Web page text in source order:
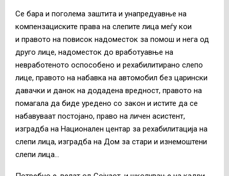
Се бара и поголема заштита и унапредуавње на
компензациските права на слепите лица меѓу кои
и правото на повисок надоместок за помош и нега од
друго лице, надоместок до вработуавње на
невработеното оспособено и рехабилитирано слепо
лице, правото на набавка на автомобил без царински
давачки и данок на додадена вредност, правото на
помагала да биде уредено со закон и истите да се
набавуваат постојано, право на личен асистент,
изградба на Национален центар за рехабилитација на
слепи лица, изградба на Дом за стари и изнемоштени
слепи лица…